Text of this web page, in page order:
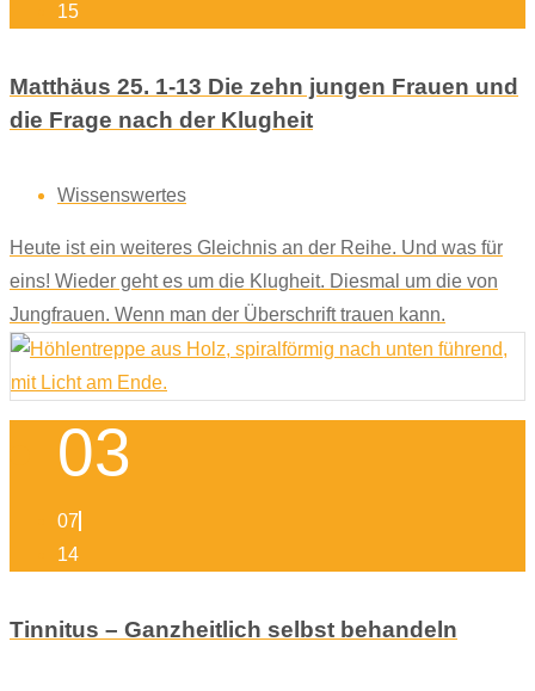
15
Matthäus 25. 1-13 Die zehn jungen Frauen und
die Frage nach der Klugheit
Wissenswertes
Heute ist ein weiteres Gleichnis an der Reihe. Und was für
eins! Wieder geht es um die Klugheit. Diesmal um die von
Jungfrauen. Wenn man der Überschrift trauen kann.
03
07
14
Tinnitus – Ganzheitlich selbst behandeln